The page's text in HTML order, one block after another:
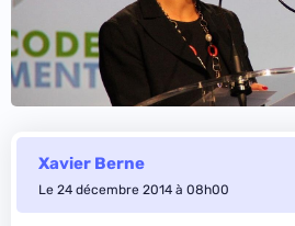
Xavier Berne
Le 24 décembre 2014 à 08h00